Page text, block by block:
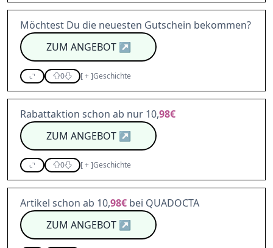
Möchtest Du die neuesten Gutschein bekommen?
ZUM ANGEBOT↗
0 [+]Geschichte
Rabattaktion schon ab nur 10,98€
ZUM ANGEBOT↗
0 [+]Geschichte
Artikel schon ab 10,98€ bei QUADOCTA
ZUM ANGEBOT↗